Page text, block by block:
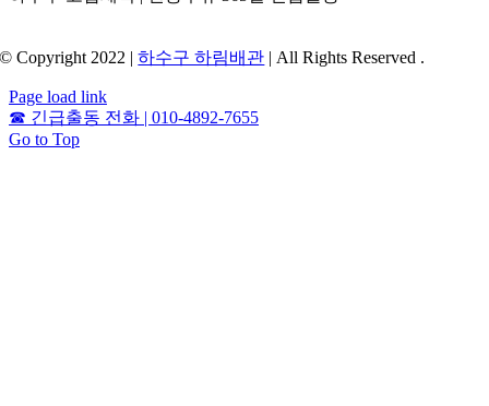
© Copyright 2022 |하수구 하림배관 | All Rights Reserved .
Page load link
☎ 긴급출동 전화 | 010-4892-7655
Go to Top